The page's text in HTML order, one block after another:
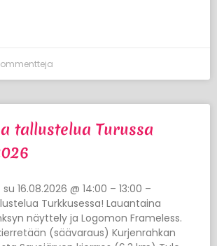
tallustelua Turussa
16.08.2026 @ 14:00 – 13:00 –
Turkkusessa! Lauantaina
näyttely ja Logomon Frameless.
(säävaraus) Kurjenrahkan